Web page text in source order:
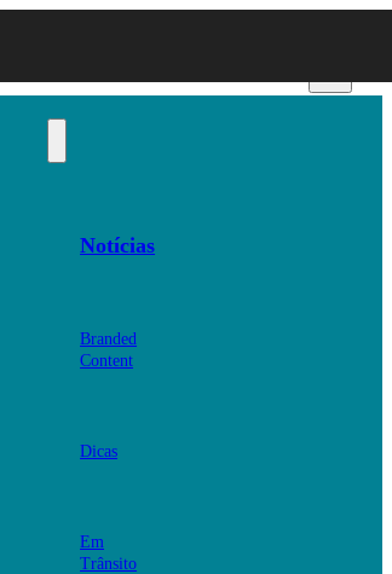
Notícias
Branded
Content
Dicas
Em
Trânsito